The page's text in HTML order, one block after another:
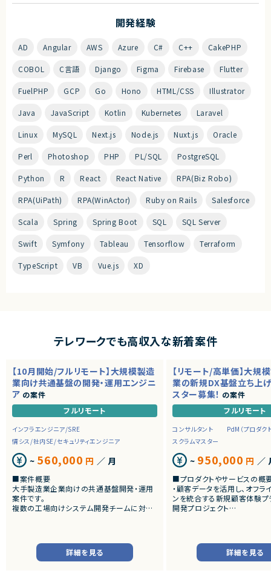
開発経験
AD Angular AWS Azure C# C++ CakePHP
COBOL C言語 Django Figma Firebase Flutter
FuelPHP GCP Go Hono HTML/CSS Illustrator
Java JavaScript Kotlin Kubernetes Laravel
Linux MySQL Next.js Node.js Nuxt.js Oracle
Perl Photoshop PHP PL/SQL PostgreSQL
Python R React React Native RPA(Biz Robo)
RPA(UiPath) RPA(WinActor) Ruby on Rails Salesforce
Scala Spring Spring Boot SQL SQL Server
Swift Symfony Tableau Tensorflow Terraform
TypeScript VB Vue.js XD
テレワークでも高収入な新着案件
【10月開始/フルリモート】大規模製造
業向け共通基盤の開発・運用エンジニ
ア の案件
フルリモート
インフラエンジニア/SRE
情シス/社内SE/セキュリティエンジニア
~ 560,000 円 ／ 月
■案件概要
大手製造業企業向けの共通基盤開発・運用
案件です。
複数の工場向けシステム開発チームに対し、
■業務内容
詳細を見る
【リモート/高単価】大規
業の新規DX基盤立ち上
スター募集！ の案件
フルリモート
コンサルタント
PdM（プロダク
スクラムマスター
~ 950,000 円 ／
■プロダクトやサービスの概
・顧客データを活用し、オフラ
ンを統合する新規顧客体験プ
開発プロジェクト
スクラムイベントの最適化・
詳細を見る